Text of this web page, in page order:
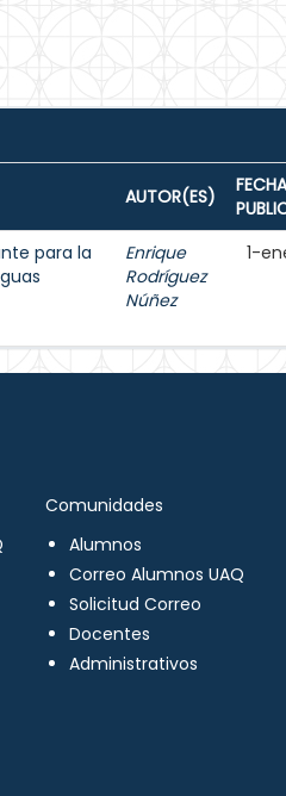
AUTOR(ES)
para la
Enrique
Rodríguez
Núñez
1-
Comunidades
Alumnos
Correo Alumnos UAQ
Solicitud Correo
Docentes
Administrativos